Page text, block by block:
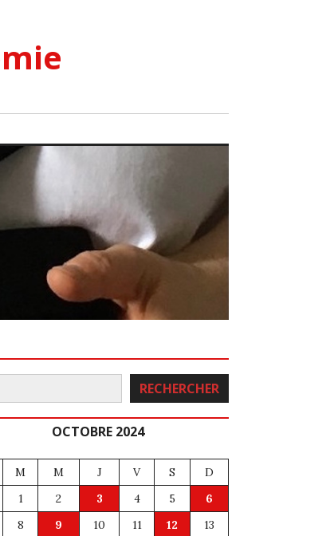
RECHERCHER
OCTOBRE 2024
M M J V S
D
1
2 3 4 5
6
8 9 10 11 12
13